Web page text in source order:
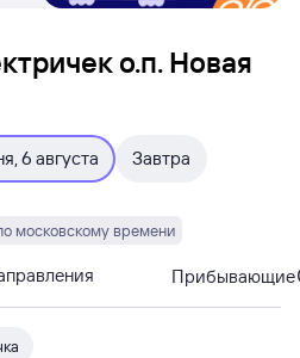
о.п. Новая
6 августа Завтра
московскому времени
Прибывающие